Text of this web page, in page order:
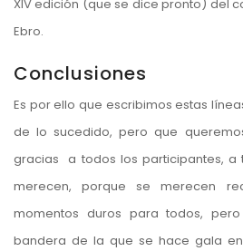
XIV edición (que se dice pronto) del
Ebro.
Conclusiones
Es por ello que escribimos estas
de lo sucedido, pero que
gracias a todos los participantes, a
merecen, porque se merecen
momentos duros para todos,
bandera de la que se hace gala